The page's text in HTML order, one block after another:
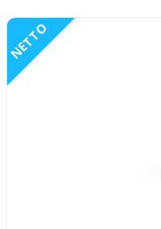
NETTO